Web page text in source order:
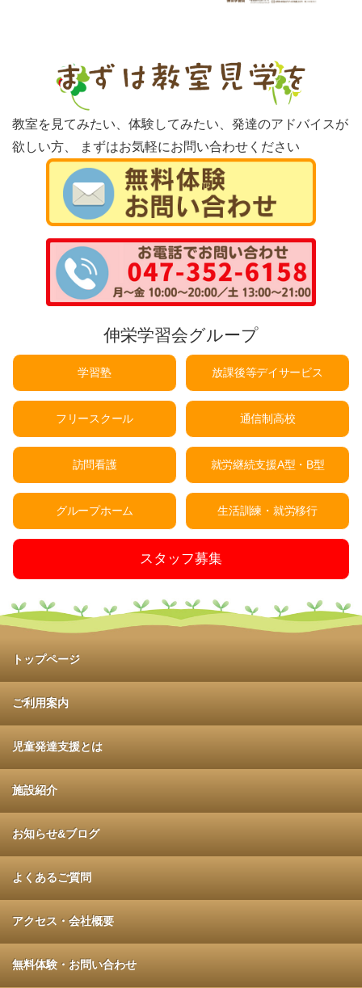
教室を見てみたい、体験してみたい、発達のアドバイスが
欲しい方、
まずはお気軽にお問い合わせください
伸栄学習会グループ
学習塾 放課後等デイサービス
フリースクール 通信制高校
訪問看護 就労継続支援A型・B型
グループホーム 生活訓練・就労移行
スタッフ募集
トップページ
ご利用案内
児童発達支援とは
施設紹介
お知らせ&ブログ
よくあるご質問
アクセス・会社概要
無料体験・お問い合わせ